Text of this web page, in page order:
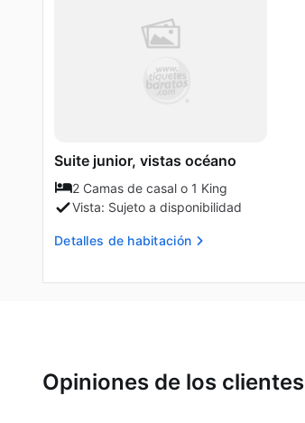
Suite junior, vistas océano
2 Camas de casal o 1 King
Vista: Sujeto a disponibilidad
Detalles de habitación
Opiniones de los clientes